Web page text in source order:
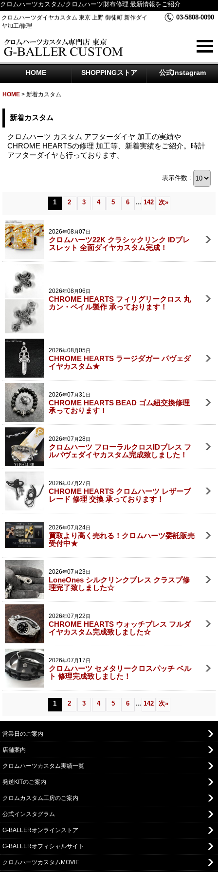
クロムハーツカスタム/クロムハーツ財布修理 最新情報をご紹介
クロムハーツダイヤカスタム 東京 上野 御徒町 新作ダイ
ヤ加工/修理
03-5808-0090
HOME SHOPPINGストア 公式Instagram
HOME > 新着カスタム
新着カスタム
クロムハーツ カスタム アフターダイヤ 加工の実績や
CHROME HEARTSの修理 加工等、新着実績をご紹介。時計
アフターダイヤも行っております。
表示件数 :
1 2 3 4 5 6 ... 142 次»
2026年08月 07 日
クロムハーツ22K クラシックリンク IDブレ
スレット 全面ダイヤカスタム完成！
2026年08月 06 日
CHROME HEARTS フィリグリークロス 丸
カン・ベイル製作 承っております！
2026年08月 05日
CHROME HEARTS ラージダガー パヴェダ
イヤカスタム★
2026年07月 31 日
CHROME HEARTS BEAD ゴム紐交換修理
承っております！
2026年07月 28日
クロムハーツ フローラルクロスIDブレス フ
ルパヴェダイヤカスタム完成致しました！
2026年07月 27 日
CHROME HEARTS クロムハーツ レザーブ
レード 修理 交換 承っております！
2026年07月 24日
買取より高く売れる！クロムハーツ委託販売
受付中★
2026年07月 23日
LoneOnes シルクリンクブレス クラスプ修
理完了致しました☆
2026年07月 22 日
CHROME HEARTS ウォッチブレス フルダ
イヤカスタム完成致しました☆
2026年07月 17 日
クロムハーツ セメタリークロスパッチ ベル
ト 修理完成致しました！
1 2 3 4 5 6 ... 142 次»
営業日のご案内
店舗案内
クロムハーツカスタム実績一覧
発送KITのご案内
クロムカスタム工房のご案内
公式インスタグラム
G-BALLERオンラインストア
G-BALLERオフィシャルサイト
クロムハーツカスタムMOVIE